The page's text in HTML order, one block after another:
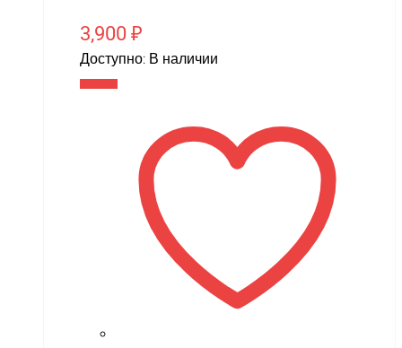
3,900 ₽
Доступно: В наличии